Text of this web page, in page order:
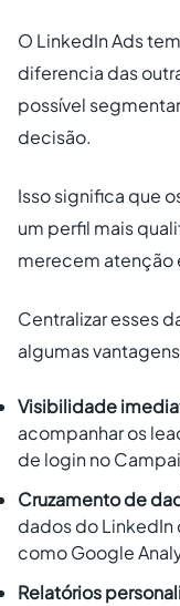
O LinkedIn Ads
diferencia das
possível
decisão.
Isso significa que
um perfil mais
merecem atenção
Centralizar esses
algumas
Visibilidade
acompanhar os
de login no
Cruzamento de
dados do
como Google
Relatórios